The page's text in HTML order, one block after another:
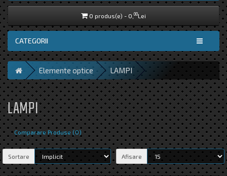
0 produs(e) - 0, 00Lei
CATEGORII
Elemente optice LAMPI
LAMPI
Comparare Produse (0)
Sortare Afisare